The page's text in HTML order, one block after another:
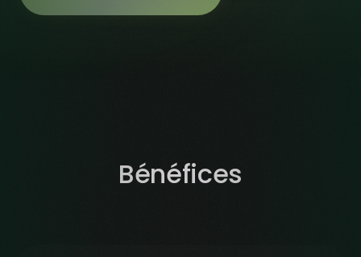
Bénéfices